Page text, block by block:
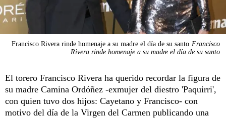
Francisco Rivera rinde homenaje a su madre el día de su santo Francisco
Rivera rinde homenaje a su madre el día de su santo
El torero Francisco Rivera ha querido recordar la figura de
su madre Camina Ordóñez -exmujer del diestro 'Paquirri',
con quien tuvo dos hijos: Cayetano y Francisco- con
motivo del día de la Virgen del Carmen publicando una